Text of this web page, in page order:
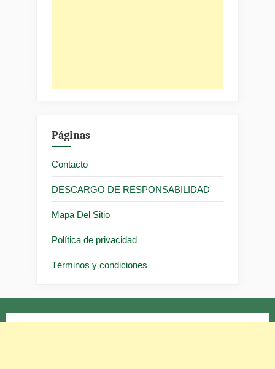
Páginas
Contacto
DESCARGO DE RESPONSABILIDAD
Mapa Del Sitio
Política de privacidad
Términos y condiciones